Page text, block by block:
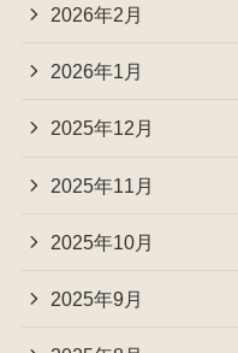
2026年2月
2026年1月
2025年12月
2025年11月
2025年10月
2025年9月